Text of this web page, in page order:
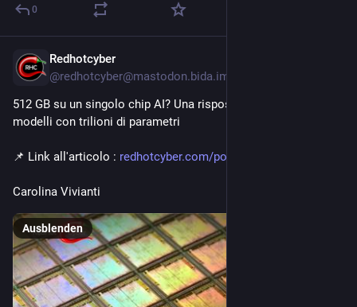
0
Redhotcyber
@redhotcyber@mastodon.bida.im
512 GB su un singolo chip AI? Una risposta per ospitare
modelli con trilioni di parametri
📌 Link all'articolo : redhotcyber.com/post/512-gb-su
Carolina Vivianti
Ausblenden